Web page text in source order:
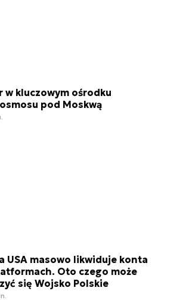
w kluczowym ośrodku
pod Moskwą
USA masowo likwiduje konta
Oto czego może
się Wojsko Polskie